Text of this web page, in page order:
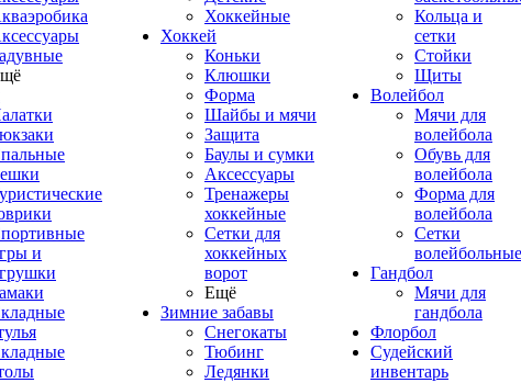
и
Хоккейные
Хоккей
Коньки
Клюшки
Форма
Шайбы и мячи
Защита
Баулы и сумки
Аксессуары
Тренажеры
хоккейные
Сетки для
хоккейных
ворот
Ещё
Зимние забавы
Снегокаты
Тюбинг
Ледянки
Кольца и
сетки
Стойки
Щиты
Волейбол
Мячи для
волейбола
Обувь для
волейбола
Форма для
волейбола
Сетки
волейбольные
Гандбол
Мячи для
гандбола
Флорбол
Судейский
инвентарь